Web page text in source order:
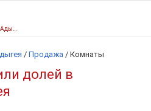
/ Продажа / Комнаты
долей в